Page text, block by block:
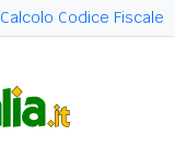
Calcolo Codice Fiscale